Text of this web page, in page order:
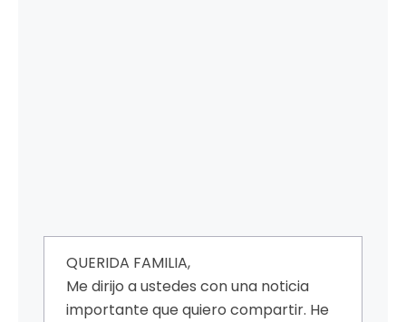
QUERIDA FAMILIA,
Me dirijo a ustedes con una noticia
importante que quiero compartir. He